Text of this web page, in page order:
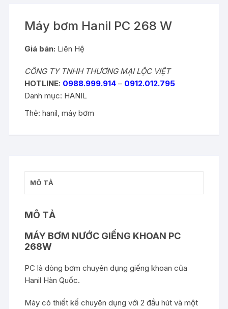
Máy bơm Hanil PC 268 W
Giá bán: Liên Hệ
CÔNG TY TNHH THƯƠNG MẠI LỘC VIỆT
HOTLINE: 0988.999.914 – 0912.012.795
Danh mục: HANIL
Thẻ:hanil ,máy bơm
MÔ TẢ
MÔ TẢ
MÁY BƠM NƯỚC GIẾNG KHOAN PC
268W
PC là dòng bơm chuyên dụng giếng khoan của
Hanil Hàn Quốc.
Máy có thiết kế chuyên dụng với 2 đầu hút và một